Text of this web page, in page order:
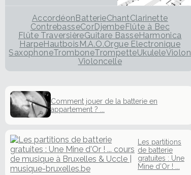
Accordéon BatterieChantClarinette
ContrebasseCorDjembe Flûte à Bec
Flûte TraversièreGuitare BasseHarmonica
HarpeHautbois M.A.O.Orgue Electronique
SaxophoneTromboneTrompetteUkuleleViolon
Violoncelle
Comment jouer de la batterie en
appartement ? ...
Les partitions
de batterie
gratuites : Une
Mine d'Or ! ...